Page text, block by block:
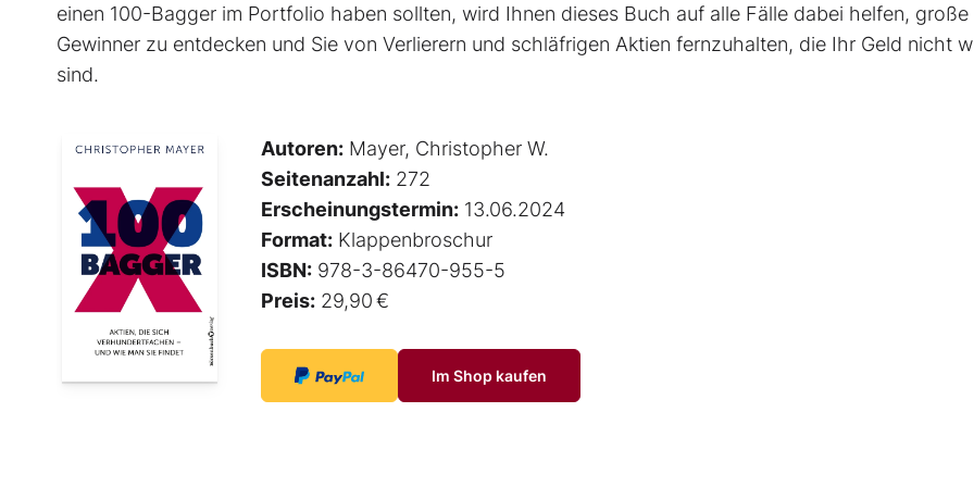
einen 100-Bagger im Portfolio haben sollten, wird Ihnen dieses Buch auf alle Fälle dabei helfen, große
Gewinner zu entdecken und Sie von Verlierern und schläf­rigen Aktien fernzuhalten, die Ihr Geld nicht
sind.
Autoren: Mayer, Christopher W.
Seitenanzahl: 272
Erscheinungstermin: 13.06.2024
Format: Klappenbroschur
ISBN: 978-3-86470-955-5
Preis: 29,90 €
Im Shop kaufen